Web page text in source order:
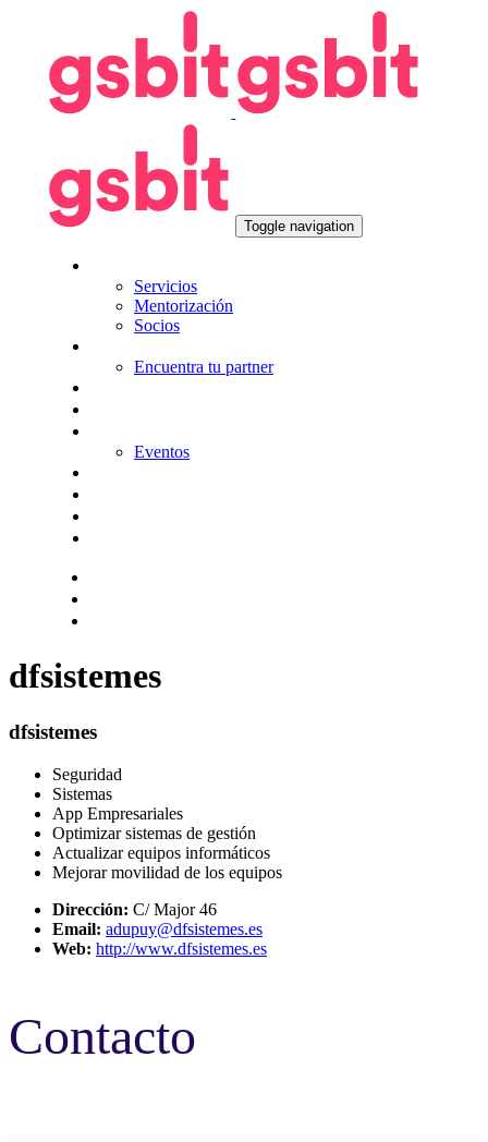
primary
navigation
Toggle navigation
Servicios
Mentorización
Socios
Encuentra tu partner
Eventos
dfsistemes
dfsistemes
Seguridad
Sistemas
App Empresariales
Optimizar sistemas de gestión
Actualizar equipos informáticos
Mejorar movilidad de los equipos
Dirección: C/ Major 46
Email: adupuy@dfsistemes.es
Web: http://www.dfsistemes.es
Contacto